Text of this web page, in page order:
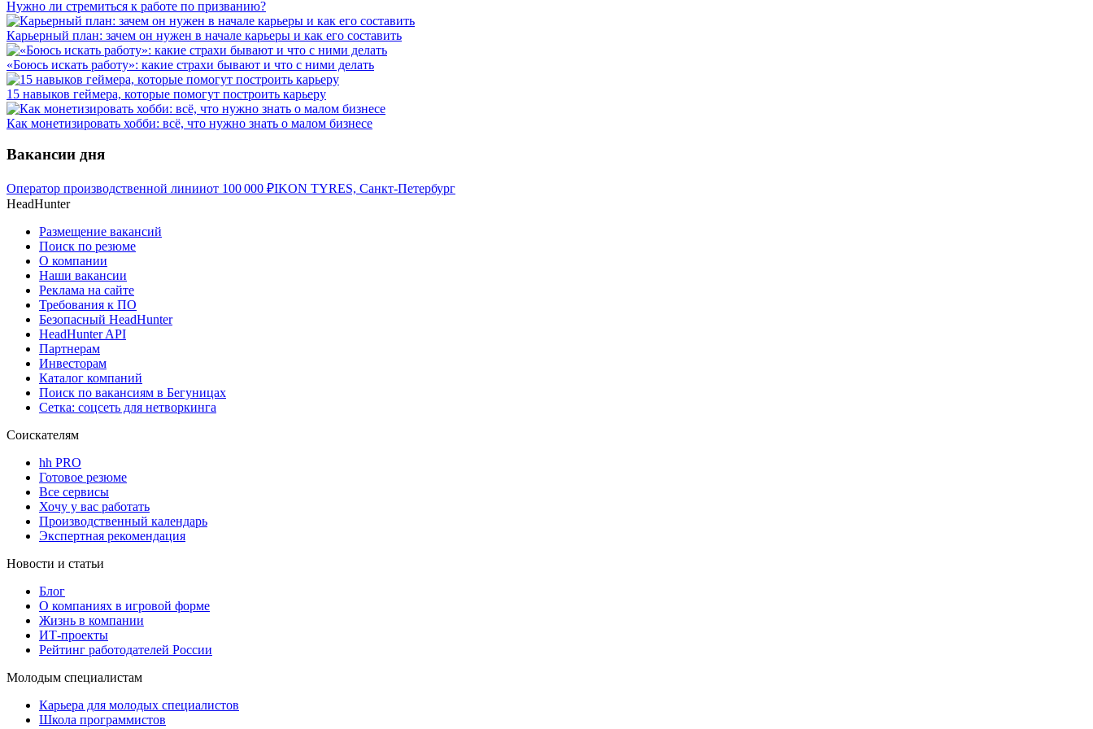
Нужно ли стремиться к работе по призванию?
Карьерный план: зачем он нужен в начале карьеры и как его составить
«Боюсь искать работу»: какие страхи бывают и что с ними делать
15 навыков геймера, которые помогут построить карьеру
Как монетизировать хобби: всё, что нужно знать о малом бизнесе
Вакансии дня
Оператор производственной линииот 100 000 ₽IKON TYRES, Санкт-Петербург
HeadHunter
Размещение вакансий
Поиск по резюме
О компании
Наши вакансии
Реклама на сайте
Требования к ПО
Безопасный HeadHunter
HeadHunter API
Партнерам
Инвесторам
Каталог компаний
Поиск по вакансиям в Бегуницах
Сетка: соцсеть для нетворкинга
Соискателям
hh PRO
Готовое резюме
Все сервисы
Хочу у вас работать
Производственный календарь
Экспертная рекомендация
Новости и статьи
Блог
О компаниях в игровой форме
Жизнь в компании
ИТ-проекты
Рейтинг работодателей России
Молодым специалистам
Карьера для молодых специалистов
Школа программистов